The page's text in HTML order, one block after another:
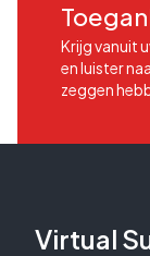
Krijg vanuit
en luister
zeggen
Virtual